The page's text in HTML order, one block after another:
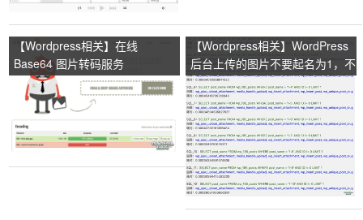
【Wordpress相关】在线
Base64 图片转码服务
【Wordpress相关】WordPress
后台上传的图片不要起名为1，不
然你就会见鬼